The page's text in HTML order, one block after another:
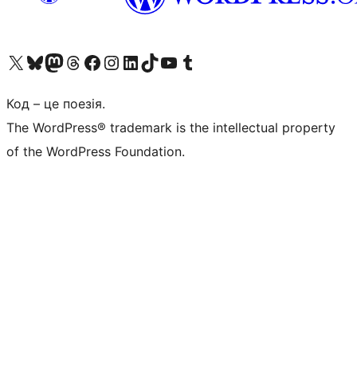
Visit our X (formerly Twitter) account
Visit our Bluesky account
Завітайте до нашої стрічки в Mastodon
Visit our Threads account
Завітайте на нашу сторінку в Facebook
Visit our Instagram account
Visit our LinkedIn account
Visit our TikTok account
Visit our YouTube channel
Visit our Tumblr account
Код – це поезія.
The WordPress® trademark is the intellectual property
of the WordPress Foundation.